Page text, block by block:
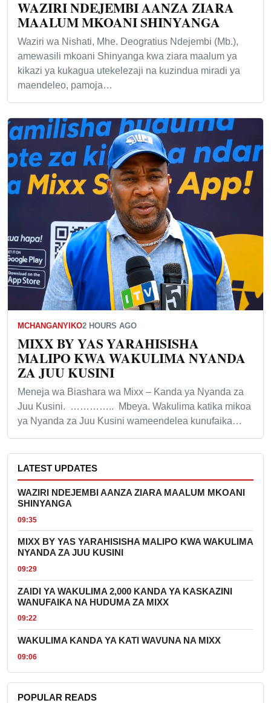
WAZIRI NDEJEMBI AANZA ZIARA
MAALUM MKOANI SHINYANGA
Waziri wa Nishati, Mhe. Deogratius Ndejembi (Mb.),
amewasili mkoani Shinyanga kwa ziara maalum ya
kikazi ya kukagua utekelezaji na kuzindua miradi ya
maendeleo, pamoja…
MCHANGANYIKO2 HOURS AGO
MIXX BY YAS YARAHISISHA
MALIPO KWA WAKULIMA NYANDA
ZA JUU KUSINI
Meneja wa Biashara wa Mixx – Kanda ya Nyanda za
Juu Kusini. ………….. Mbeya. Wakulima katika mikoa
ya Nyanda za Juu Kusini wameendelea kunufaika…
LATEST UPDATES
WAZIRI NDEJEMBI AANZA ZIARA MAALUM MKOANI
SHINYANGA
09:35
MIXX BY YAS YARAHISISHA MALIPO KWA WAKULIMA
NYANDA ZA JUU KUSINI
09:29
ZAIDI YA WAKULIMA 2,000 KANDA YA KASKAZINI
WANUFAIKA NA HUDUMA ZA MIXX
09:22
WAKULIMA KANDA YA KATI WAVUNA NA MIXX
09:06
POPULAR READS